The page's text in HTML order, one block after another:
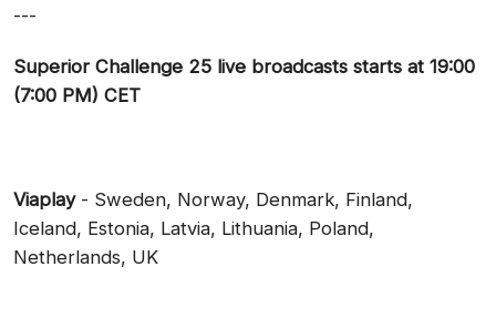
---
Superior Challenge 25 live broadcasts starts at 19:00
(7:00 PM) CET
Viaplay- Sweden, Norway, Denmark, Finland,
Iceland, Estonia, Latvia, Lithuania, Poland,
Netherlands, UK